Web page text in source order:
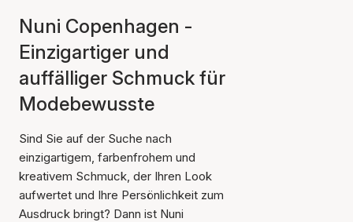
Nuni Copenhagen -
Einzigartiger und
auffälliger Schmuck für
Modebewusste
Sind Sie auf der Suche nach
einzigartigem, farbenfrohem und
kreativem Schmuck, der Ihren Look
aufwertet und Ihre Persönlichkeit zum
Ausdruck bringt? Dann ist Nuni